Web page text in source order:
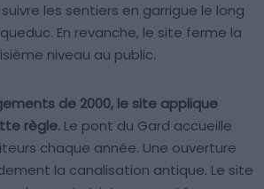
les sentiers en garrigue le long
En revanche, le site ferme la
niveau au public.
de 2000, le site applique
règle. Le pont du Gard accueille
chaque année. Une ouverture
la canalisation antique. Le site